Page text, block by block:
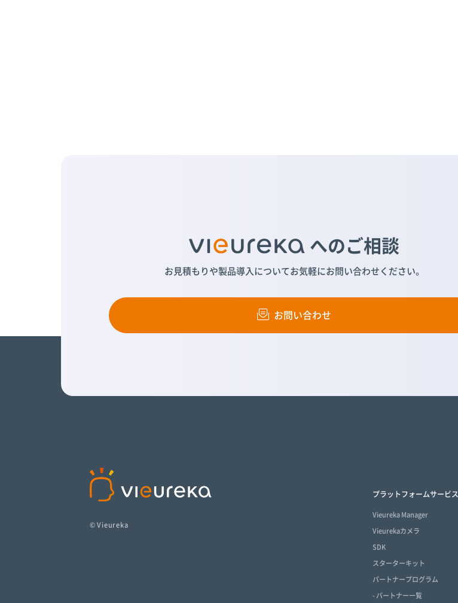
へのご相談
お見積もりや製品導入についてお気軽にお問い合わせください。
お問い合わせ
© Vieureka
プラットフォームサービス
Vieureka Manager
Vieurekaカメラ
SDK
スターターキット
パートナープログラム
- パートナー一覧